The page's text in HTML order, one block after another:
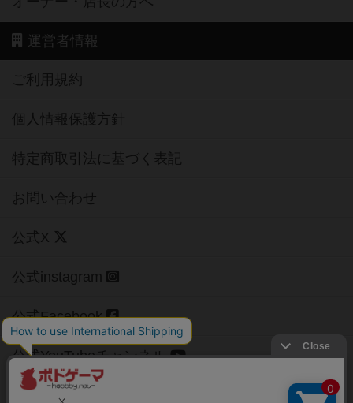
運営者情報
ご利用規約
個人情報保護方針
特定商取引法に基づく表記
お問い合わせ
公式X
公式instagram
公式Facebook
公式YouTubeチャンネル